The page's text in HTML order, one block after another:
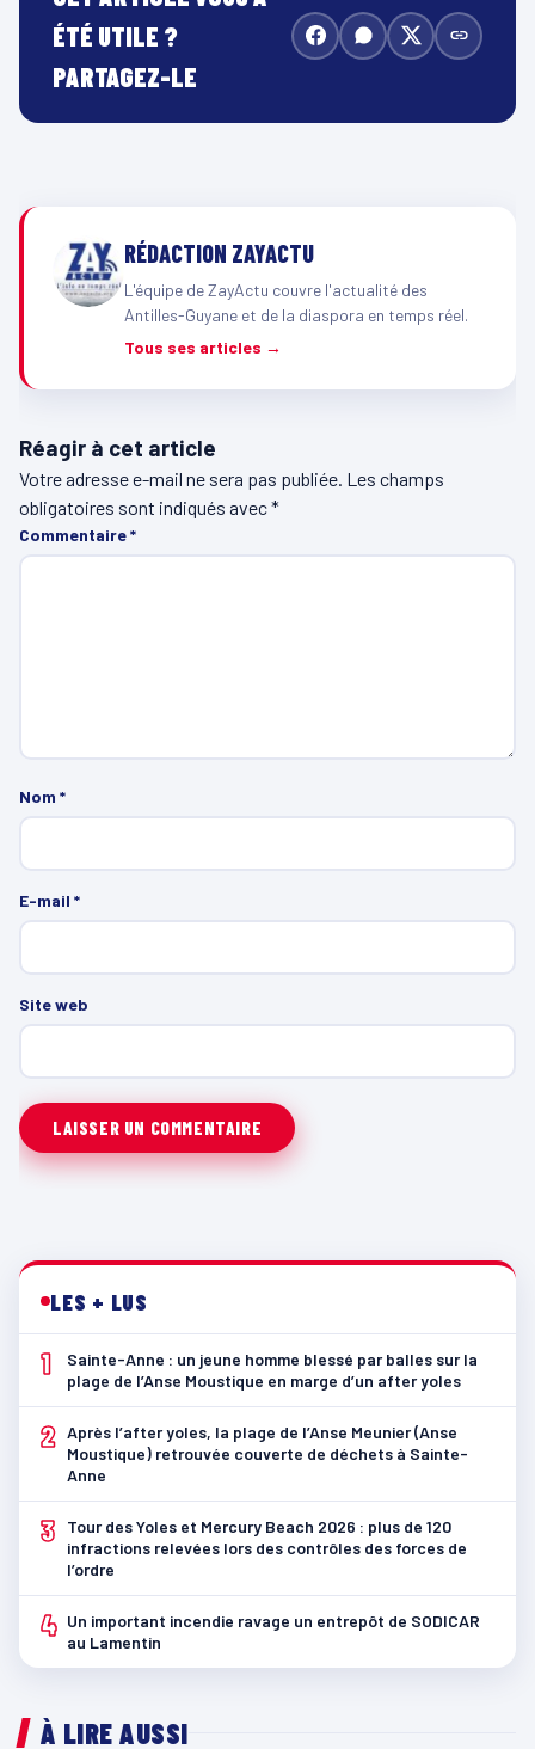
ÉTÉ UTILE ?
PARTAGEZ-LE
RÉDACTION ZAYACTU
L'équipe de ZayActu couvre l'actualité des
Antilles-Guyane et de la diaspora en temps réel.
Tous ses articles →
Réagir à cet article
Votre adresse e-mail ne sera pas publiée. Les champs
obligatoires sont indiqués avec*
Commentaire*
Nom *
E-mail *
Site web
LES + LUS
1
Sainte-Anne : un jeune homme blessé par balles sur la
plage de l’Anse Moustique en marge d’un after yoles
2 Après l’after yoles, la plage de l’Anse Meunier (Anse
Moustique) retrouvée couverte de déchets à Sainte-
Anne
3
Tour des Yoles et Mercury Beach 2026 : plus de 120
infractions relevées lors des contrôles des forces de
l’ordre
4 Un important incendie ravage un entrepôt de SODICAR
au Lamentin
À LIRE AUSSI